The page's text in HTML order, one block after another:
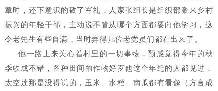
章时，还下意识的敬了军礼，人家张组长是组织部派来乡村
振兴的年轻干部，主动说不管从哪个方面都要向他学习，这
令老先生有些自满，当时弄得几位老党员们都看出来了。
他一路上来关心着村里的一切事物，预感觉得今年的秋
季收成不错，各种田间的作物好歹他这个年纪的人都见过，
太空莲那是没得说的，玉米、水稻、南瓜都有看像（方言成